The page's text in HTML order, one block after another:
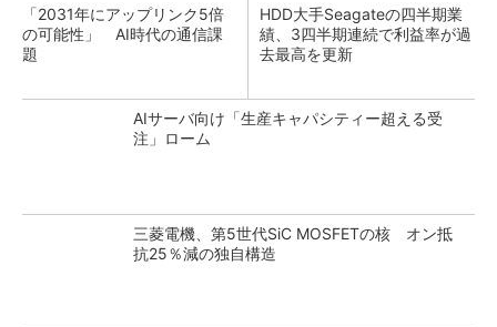
「2031年にアップリンク5倍
の可能性」 AI時代の通信課
題
HDD大手Seagateの四半期業
績、3四半期連続で利益率が過
去最高を更新
AIサーバ向け「生産キャパシティー超える受
注」ローム
三菱電機、第5世代SiC MOSFETの核 オン抵
抗25％減の独自構造